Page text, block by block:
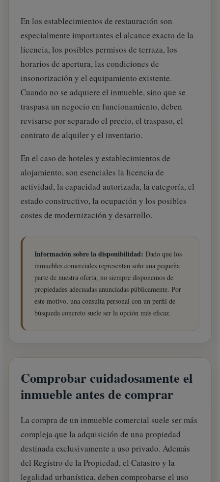
En los establecimientos de restauración son
especialmente importantes el alcance exacto de la
licencia, los posibles permisos de terraza, los
horarios de apertura, las condiciones de
insonorización y el equipamiento existente.
Cuando no se adquiere el inmueble, sino que se
traspasa un negocio en funcionamiento, deben
revisarse por separado el precio, el traspaso, el
contrato de alquiler y el inventario.
En el caso de hoteles y establecimientos de
alojamiento, son esenciales la licencia de
actividad, la capacidad autorizada, la categoría, el
estado constructivo, la ocupación y los posibles
costes de modernización y desarrollo.
Información sobre la disponibilidad: Dado que los
inmuebles comerciales representan solo una pequeña
parte de nuestra oferta, no siempre disponemos de
propiedades adecuadas anunciadas públicamente. Por
este motivo, una consulta personal con un perfil de
búsqueda concreto suele ser la opción más eficaz.
Comprobar cuidadosamente el
inmueble antes de comprar
La compra de un inmueble comercial suele ser más
compleja que la adquisición de una propiedad
destinada exclusivamente a uso privado. Además
del Registro de la Propiedad, el Catastro y la
legalidad urbanística, deben comprobarse el uso